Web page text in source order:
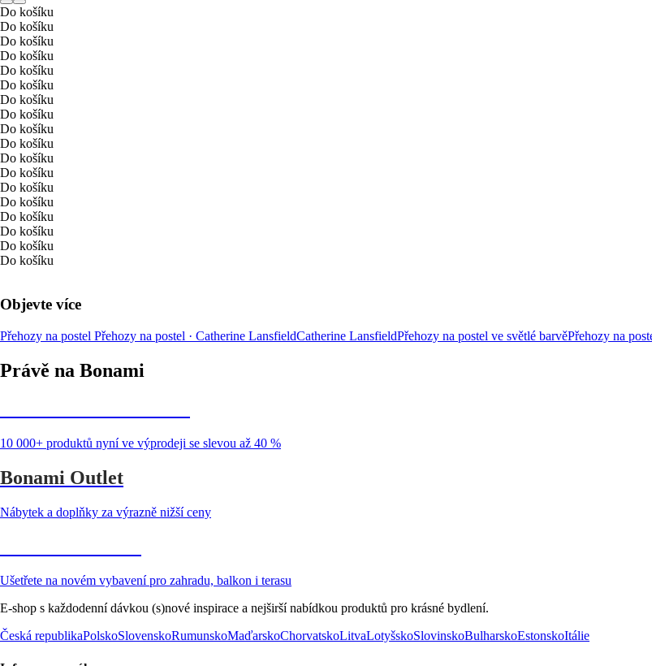
Do košíku
Do košíku
Do košíku
Do košíku
Do košíku
Do košíku
Do košíku
Do košíku
Do košíku
Do košíku
Do košíku
Do košíku
Do košíku
Do košíku
Do košíku
Do košíku
Do košíku
Do košíku
Objevte více
Přehozy na postel Přehozy na postel · Catherine LansfieldCatherine LansfieldPřehozy na postel ve světlé barvěPřehozy na
Právě na Bonami
10 000+ produktů nyní ve výprodeji se slevou až 40 %
Bonami Outlet
Nábytek a doplňky za výrazně nižší ceny
Ušetřete na novém vybavení pro zahradu, balkon i terasu
E-shop s každodenní dávkou (s)nové inspirace a nejširší nabídkou produktů pro krásné bydlení.
Česká republikaPolskoSlovenskoRumunskoMaďarskoChorvatskoLitvaLotyšskoSlovinskoBulharskoEstonskoItálie